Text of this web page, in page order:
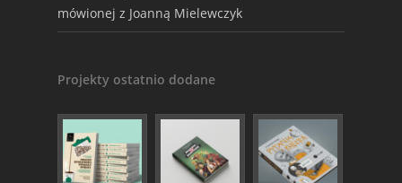
mówionej z Joanną Mielewczyk
Projekty ostatnio dodane